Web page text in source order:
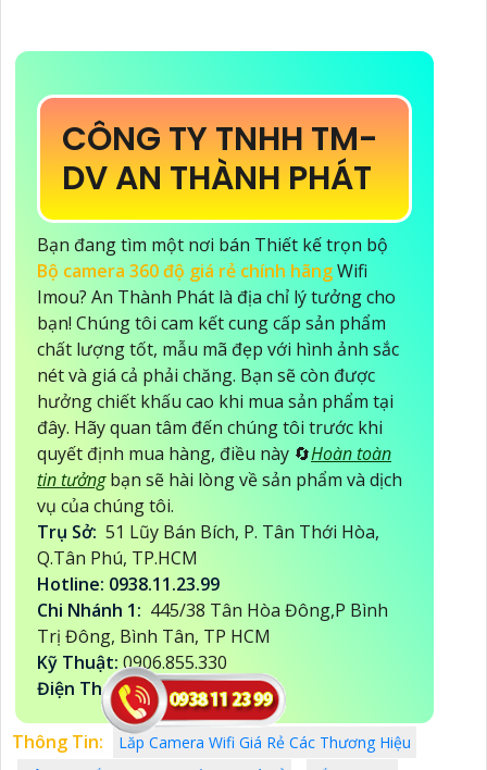
CÔNG TY TNHH TM-
DV AN THÀNH PHÁT
Bạn đang tìm một nơi bán Thiết kế trọn bộ
Bộ camera 360 độ giá rẻ chính hãngWifi
Imou? An Thành Phát là địa chỉ lý tưởng cho
bạn! Chúng tôi cam kết cung cấp sản phẩm
chất lượng tốt, mẫu mã đẹp với hình ảnh sắc
nét và giá cả phải chăng. Bạn sẽ còn được
hưởng chiết khấu cao khi mua sản phẩm tại
đây. Hãy quan tâm đến chúng tôi trước khi
quyết định mua hàng, điều này 🔄Hoàn toàn
tin tưởngbạn sẽ hài lòng về sản phẩm và dịch
vụ của chúng tôi.
Trụ Sở: 51 Lũy Bán Bích, P. Tân Thới Hòa,
Q.Tân Phú, TP.HCM
Hotline: 0938.11.23.99
Chi Nhánh 1: 445/38 Tân Hòa Đông,P Bình
Trị Đông, Bình Tân, TP HCM
Kỹ Thuật: 0906.855.330
Điện Thoại:(028) 6688.4949
Thông Tin:
Lăp Camera Wifi Giá Rẻ Các Thương Hiệu